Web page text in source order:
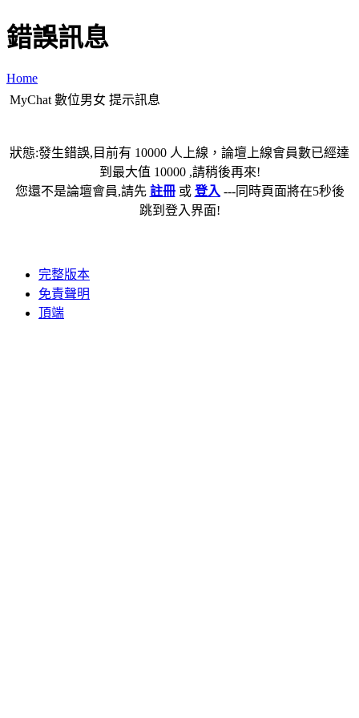
錯誤訊息
Home
MyChat 數位男女 提示訊息
狀態:發生錯誤,目前有 10000 人上線，論壇上線會員數已經達
到最大值 10000 ,請稍後再來!
您還不是論壇會員,請先 註冊或 登入 ---同時頁面將在5秒後
跳到登入界面!
完整版本
免責聲明
頂端